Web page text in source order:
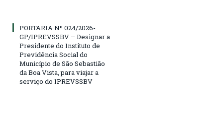
PORTARIA Nº 024/2026-
GP/IPREVSSBV – Designar a
Presidente do Instituto de
Previdência Social do
Município de São Sebastião
da Boa Vista, para viajar a
serviço do IPREVSSBV